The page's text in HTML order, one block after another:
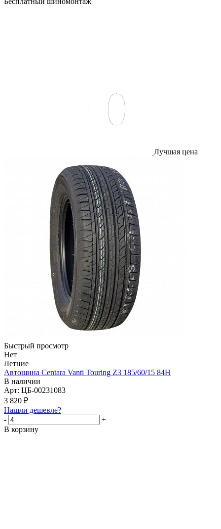
Лучшая цена
Быстрый просмотр
Нет
Летние
Автошина Centara Vanti Touring Z3 185/60/15 84H
В наличии
Арт: ЦБ-00231083
3 820 ₽
Нашли дешевле?
-
+
В корзину